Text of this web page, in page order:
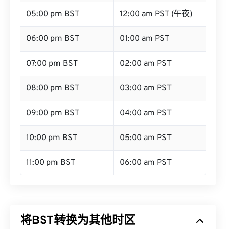
05:00 pm BST 12:00 am PST (午夜)
06:00 pm BST 01:00 am PST
07:00 pm BST 02:00 am PST
08:00 pm BST 03:00 am PST
09:00 pm BST 04:00 am PST
10:00 pm BST 05:00 am PST
11:00 pm BST 06:00 am PST
将BST转换为其他时区